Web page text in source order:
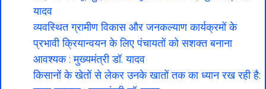
यादव
व्यवस्थित ग्रामीण विकास और जनकल्याण कार्यक्रमों के
प्रभावी क्रियान्वयन के लिए पंचायतों को सशक्त बनाना
आवश्यक : मुख्यमंत्री डॉ. यादव
किसानों के खेतों से लेकर उनके खातों तक का ध्यान रख रही है: